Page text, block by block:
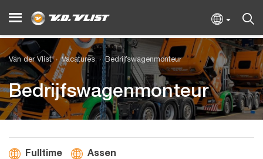
Van der Vlist Vacatures Bedrijfswagenmonteur
Bedrijfswagenmonteur
Fulltime Assen